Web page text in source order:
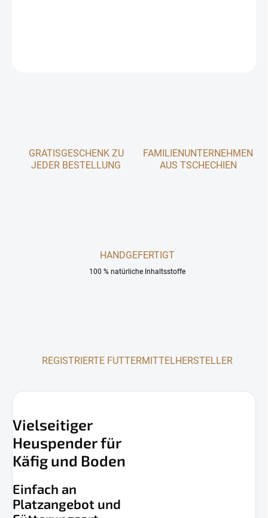
GRATISGESCHENK ZU
JEDER BESTELLUNG
FAMILIENUNTERNEHMEN
AUS TSCHECHIEN
HANDGEFERTIGT
100 % natürliche Inhaltsstoffe
REGISTRIERTE FUTTERMITTELHERSTELLER
Vielseitiger
Heuspender für
Käfig und Boden
Einfach an
Platzangebot und